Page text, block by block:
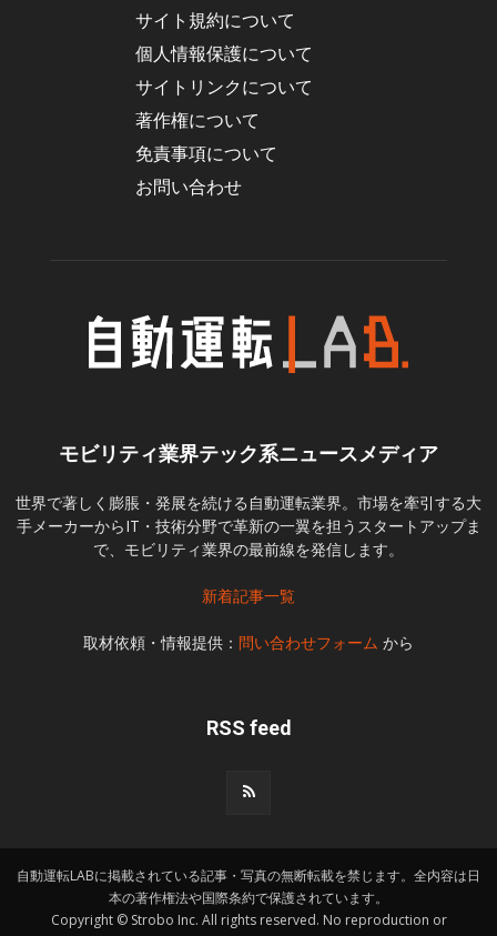
サイト規約について
個人情報保護について
サイトリンクについて
著作権について
免責事項について
お問い合わせ
モビリティ業界テック系ニュースメディア
世界で著しく膨脹・発展を続ける自動運転業界。市場を牽引する大
手メーカーからIT・技術分野で革新の一翼を担うスタートアップま
で、モビリティ業界の最前線を発信します。
新着記事一覧
取材依頼・情報提供： 問い合わせフォーム から
RSS feed
自動運転LABに掲載されている記事・写真の無断転載を禁じます。全内容は日
本の著作権法や国際条約で保護されています。
Copyright © Strobo Inc. All rights reserved. No reproduction or